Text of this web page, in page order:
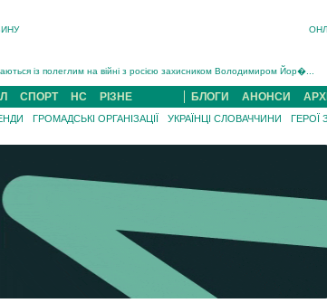
із полеглим на війні з росією захисником Володимиром Йор�...
попрощаються із захисником Богданом Югасом, який два роки �...
захисника із Нанкова на Хустщині Юліана Гербея (ФОТО)[/gree...
військовий з Виноградова Ігнат Роздяловський (ФОТО)...
ДТП за участі трьох авто постраждали 13 людей (ФОТО)...
ТЦК на Закарпатті судитимуть за обвинувачен...
СПОРТ НС РІЗНЕ БЛОГИ АНОНСИ
ГРОМАДСЬКІ ОРГАНІЗАЦІЇ УКРАЇНЦІ СЛОВАЧЧИНИ ГЕРОЇ